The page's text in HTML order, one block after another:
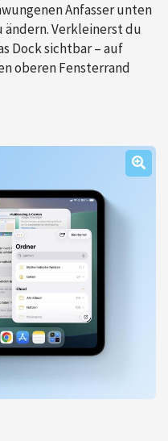
Anfasser unten
Verkleinerst du
Dock sichtbar – auf
oberen Fensterrand